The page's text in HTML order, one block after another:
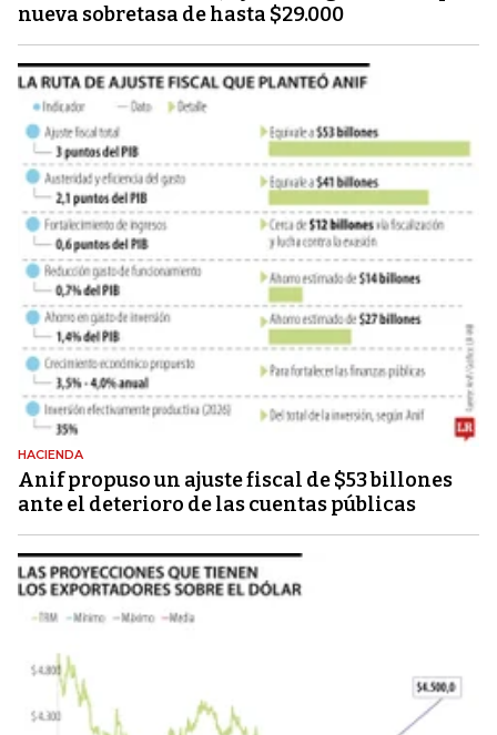
nueva sobretasa de hasta $29.000
HACIENDA
Anif propuso un ajuste fiscal de $53 billones
ante el deterioro de las cuentas públicas